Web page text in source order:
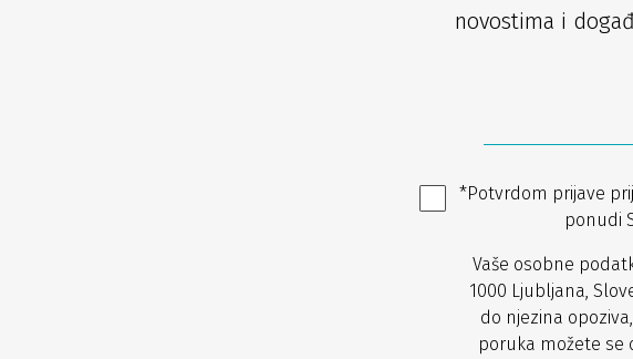
novostima i
*Potvrdom prijave
ponudi
Vaše osobne
1000 Ljubljana,
do njezina
poruka možete se